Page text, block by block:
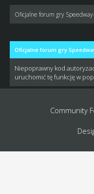
Oficjalne forum gry
Oficjalne forum gry
Niepoprawny kod
uruchomić tę funkcję w
Community